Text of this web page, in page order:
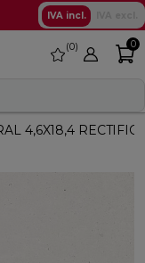
IVA incl.
favorite
0 0
4,6X18,4